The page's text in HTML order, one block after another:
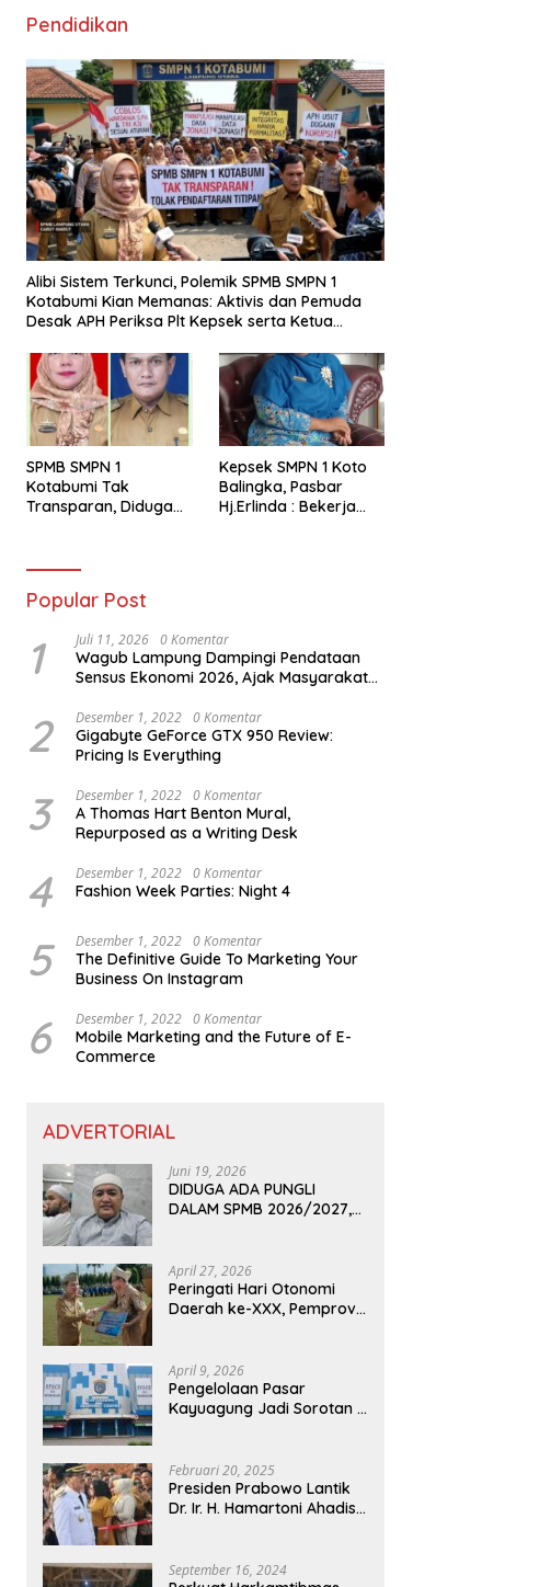
Pendidikan
Alibi Sistem Terkunci, Polemik SPMB SMPN 1
Kotabumi Kian Memanas: Aktivis dan Pemuda
Desak APH Periksa Plt Kepsek serta Ketua
SPMB SMPN 1
Kotabumi Tak
Transparan, Diduga
Susanto Harus
Kepsek SMPN 1 Koto
Balingka, Pasbar
Hj.Erlinda : Bekerja
Popular Post
1 Juli 11, 2026 0 Komentar
Wagub Lampung Dampingi Pendataan
Sensus Ekonomi 2026, Ajak Masyarakat
2 Desember 1, 2022 0 Komentar
Gigabyte GeForce GTX 950 Review:
Pricing Is Everything
3 Desember 1, 2022 0 Komentar
A Thomas Hart Benton Mural,
Repurposed as a Writing Desk
4 Desember 1, 2022 0 Komentar
Fashion Week Parties: Night 4
5 Desember 1, 2022 0 Komentar
The Definitive Guide To Marketing Your
Business On Instagram
6 Desember 1, 2022 0 Komentar
Mobile Marketing and the Future of E-
Commerce
ADVERTORIAL
Juni 19, 2026
DIDUGA ADA PUNGLI
DALAM SPMB 2026/2027,
AKAN DITINDAK TEGAS
April 27, 2026
Peringati Hari Otonomi
Daerah ke-XXX, Pemprov
Kemandirian Fiskal
April 9, 2026
Pengelolaan Pasar
Kayuagung Jadi Sorotan –
Oknum Dishub dan
Perdagangan
Februari 20, 2025
Presiden Prabowo Lantik
Dr. Ir. H. Hamartoni Ahadis,
Wakil Bupati Lampung
September 16, 2024